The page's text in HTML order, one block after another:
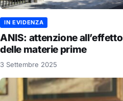
IN EVIDENZA
ANIS: attenzione
delle materie prime
3 Settembre 2025